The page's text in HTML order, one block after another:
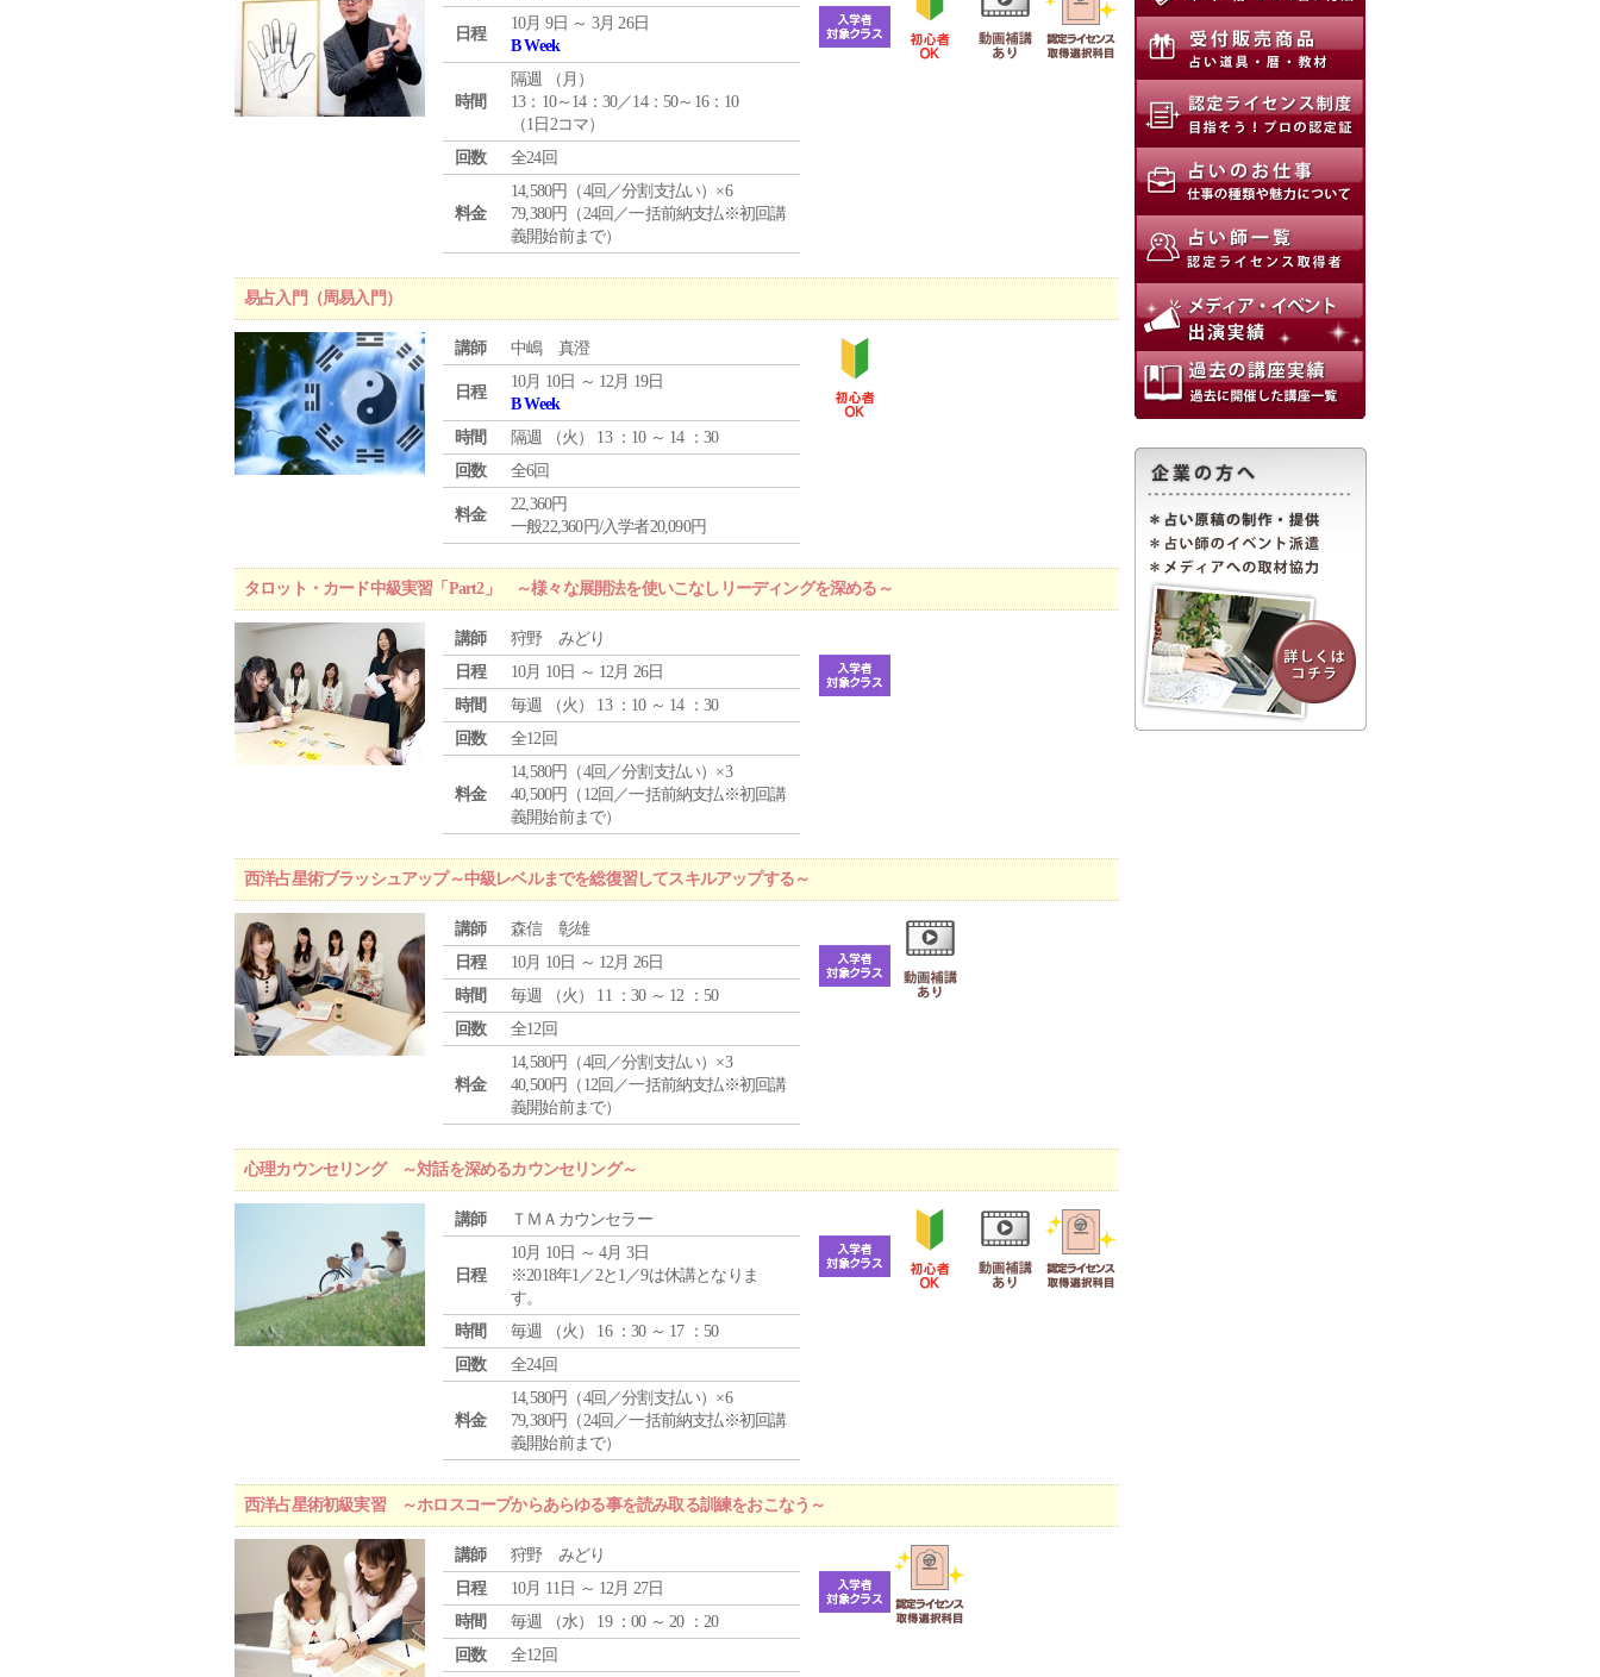
日程
10月 9日 ～ 3月 26日
B Week
時間
隔週 （ 月 ）
13：10～14：30／14：50～16：10
（1日2コマ）
回数
全24回
料金
14,580円（4回／分割支払い）×6
79,380円（24回／一括前納支払※初回講
義開始前まで）
易占入門（周易入門）
講師 中嶋 真澄
日程
10月 10日 ～ 12月 19日
B Week
時間
隔週 （火 ） 13 ：10 ～ 14 ：30
回数
全6回
料金
22,360円
一般22,360円/入学者20,090円
タロット・カード中級実習「Part2」 ～様々な展開法を使いこなしリーディングを深める～
講師
狩野 みどり
日程
10月 10日 ～ 12月 26日
時間
毎週 （火 ） 13 ：10 ～ 14 ：30
回数
全12回
料金
14,580円（4回／分割支払い）×3
40,500円（12回／一括前納支払※初回講
義開始前まで）
西洋占星術ブラッシュアップ～中級レベルまでを総復習してスキルアップする～
講師
森信 彰雄
日程
10月 10日 ～ 12月 26日
時間
毎週 （火 ） 11 ：30 ～ 12 ：50
回数
全12回
料金
14,580円（4回／分割支払い）×3
40,500円（12回／一括前納支払※初回講
義開始前まで）
心理カウンセリング ～対話を深めるカウンセリング～
講師 ＴＭＡカウンセラー
日程
10月 10日 ～ 4月 3日
※2018年1／2と1／9は休講となりま
す。
時間
毎週 （火 ） 16 ：30 ～ 17 ：50
回数
全24回
料金
14,580円（4回／分割支払い）×6
79,380円（24回／一括前納支払※初回講
義開始前まで）
西洋占星術初級実習 ～ホロスコープからあらゆる事を読み取る訓練をおこなう～
講師
狩野 みどり
日程
10月 11日 ～ 12月 27日
時間
毎週 （水） 19 ：00 ～ 20 ：20
回数
全12回